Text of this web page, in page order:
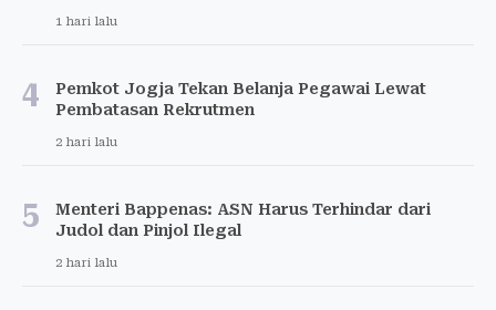
1 hari lalu
4
Pemkot Jogja Tekan Belanja Pegawai Lewat
Pembatasan Rekrutmen
2 hari lalu
5
Menteri Bappenas: ASN Harus Terhindar dari
Judol dan Pinjol Ilegal
2 hari lalu